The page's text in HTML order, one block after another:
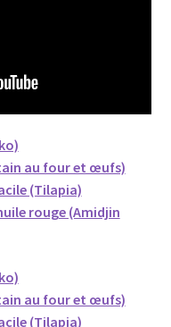
au four et œufs)
(Tilapia)
rouge (Amidjin
au four et œufs)
(Tilapia)